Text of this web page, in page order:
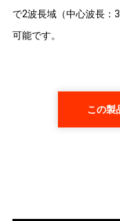
で2波長域（中心波長
可能です。
この製